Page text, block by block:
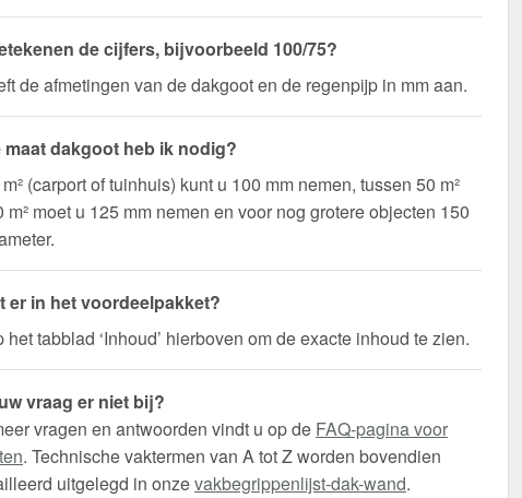
de cijfers, bijvoorbeeld 100/75?
de afmetingen van de dakgoot en de regenpijp in mm aan.
maat dakgoot heb ik nodig?
(carport of tuinhuis) kunt u 100 mm nemen, tussen 50 m²
m² moet u 125 mm nemen en voor nog grotere objecten 150
er in het voordeelpakket?
het tabblad ‘Inhoud’ hierboven om de exacte inhoud te zien.
vraag er niet bij?
vragen en antwoorden vindt u op de FAQ-pagina voor
. Technische vaktermen van A tot Z worden bovendien
uitgelegd in onzevakbegrippenlijst-dak-wand.